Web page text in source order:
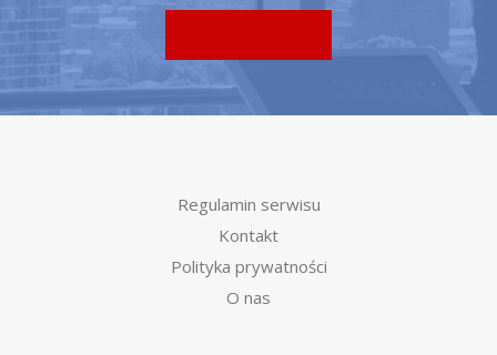
Regulamin serwisu
Kontakt
Polityka prywatności
O nas